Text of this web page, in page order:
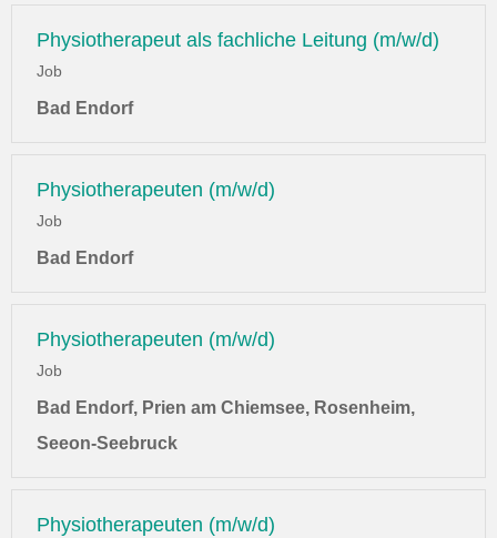
Physiotherapeut als fachliche Leitung (m/w/d)
Job
Bad Endorf
Physiotherapeuten (m/w/d)
Job
Bad Endorf
Physiotherapeuten (m/w/d)
Job
Bad Endorf, Prien am Chiemsee, Rosenheim,
Seeon-Seebruck
Physiotherapeuten (m/w/d)